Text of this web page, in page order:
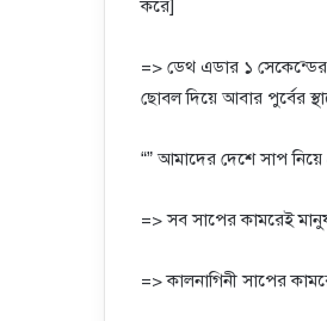
করে]
=> ডেথ এডার ১
ছোবল দিয়ে আবার পুর্বের
“” আমাদের দেশে সাপ নিয়ে
=> সব সাপের কামরেই
=> কালনাগিনী সাপের